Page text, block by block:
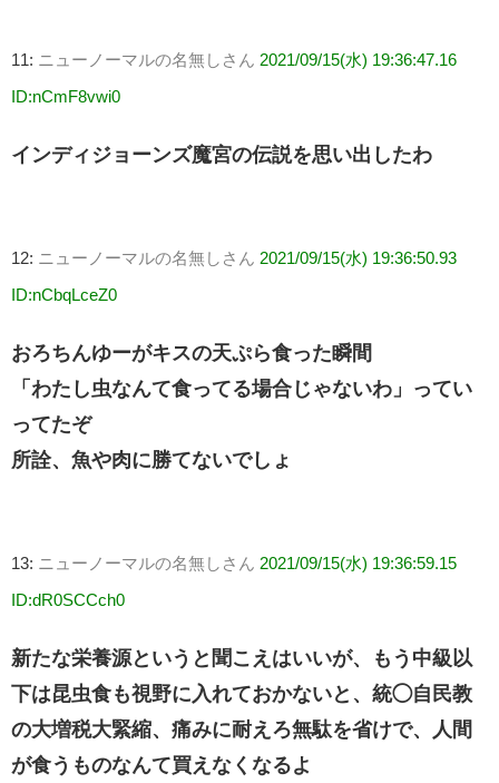
11: ニューノーマルの名無しさん 2021/09/15(水) 19:36:47.16
ID:nCmF8vwi0
インディジョーンズ魔宮の伝説を思い出したわ
12: ニューノーマルの名無しさん 2021/09/15(水) 19:36:50.93
ID:nCbqLceZ0
おろちんゆーがキスの天ぷら食った瞬間
「わたし虫なんて食ってる場合じゃないわ」ってい
ってたぞ
所詮、魚や肉に勝てないでしょ
13: ニューノーマルの名無しさん 2021/09/15(水) 19:36:59.15
ID:dR0SCCch0
新たな栄養源というと聞こえはいいが、もう中級以
下は昆虫食も視野に入れておかないと、統◯自民教
の大増税大緊縮、痛みに耐えろ無駄を省けで、人間
が食うものなんて買えなくなるよ